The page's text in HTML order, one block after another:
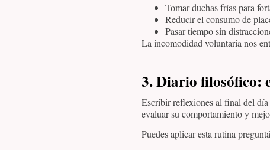
Tomar duchas frías para
Reducir el consumo de
Pasar tiempo sin
La incomodidad voluntaria nos
3. Diario filosófico:
Escribir reflexiones al final del
evaluar su comportamiento y
Puedes aplicar esta rutina